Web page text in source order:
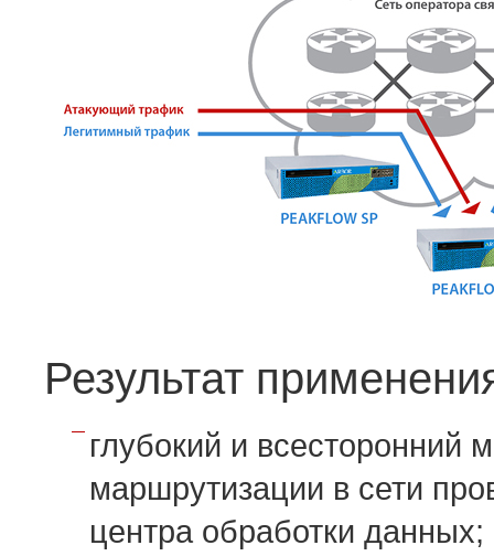
Результат
глубокий и всесторонний
маршрутизации в сети
центра обработки данных;